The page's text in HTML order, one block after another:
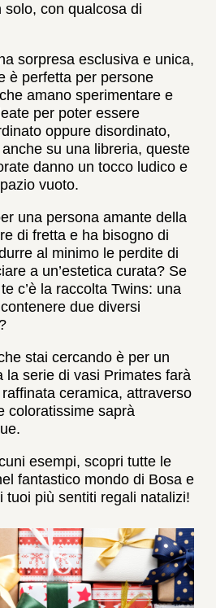
con qualcosa di
sorpresa esclusiva e unica,
è perfetta per persone
amano sperimentare e
per poter essere
oppure disordinato,
su una libreria, queste
danno un tocco ludico e
vuoto.
una persona amante della
di fretta e ha bisogno di
al minimo le perdite di
a un’estetica curata? Se
c’è la raccolta Twins: una
due diversi
stai cercando è per un
la serie di vasi Primates farà
ceramica, attraverso
coloratissime saprà
esempi, scopri tutte le
fantastico mondo di Bosa e
tuoi più sentiti regali natalizi!